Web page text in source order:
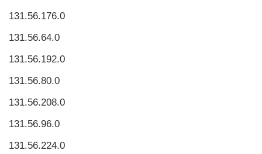
131.56.176.0
131.56.64.0
131.56.192.0
131.56.80.0
131.56.208.0
131.56.96.0
131.56.224.0